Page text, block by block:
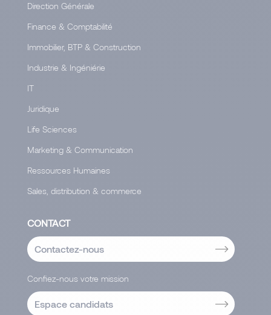
Direction Générale
Finance & Comptabilité
Immobilier, BTP & Construction
Industrie & Ingéniérie
IT
Juridique
Life Sciences
Marketing & Communication
Ressources Humaines
Sales, distribution & commerce
CONTACT
Contactez-nous
Confiez-nous votre mission
Espace candidats